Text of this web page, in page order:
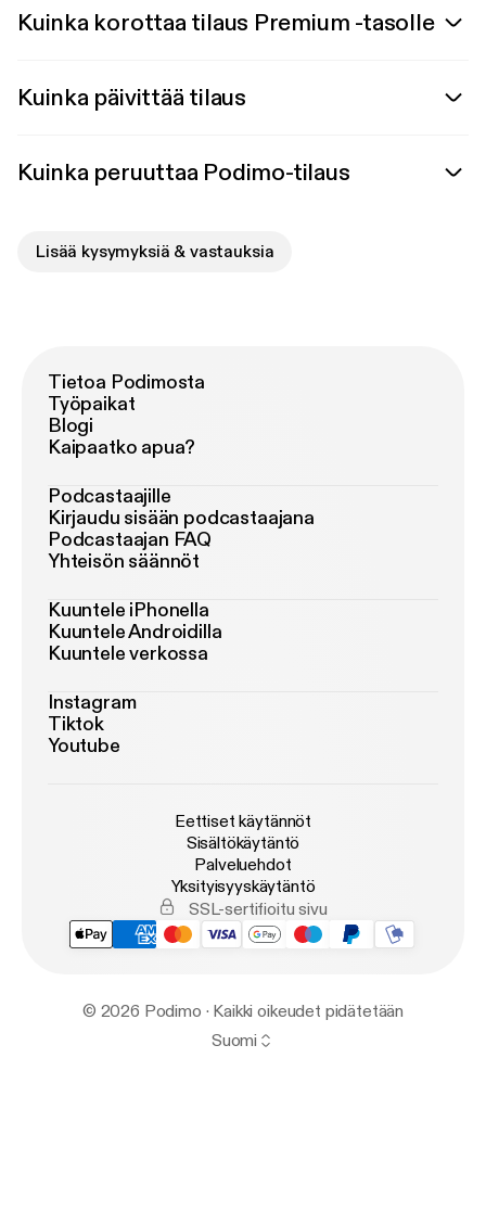
Kuinka korottaa tilaus Premium -tasolle
Kuinka päivittää tilaus
Kuinka peruuttaa Podimo-tilaus
Lisää kysymyksiä & vastauksia
Tietoa Podimosta
Työpaikat
Blogi
Kaipaatko apua?
Podcastaajille
Kirjaudu sisään podcastaajana
Podcastaajan FAQ
Yhteisön säännöt
Kuuntele iPhonella
Kuuntele Androidilla
Kuuntele verkossa
Instagram
Tiktok
Youtube
Eettiset käytännöt
Sisältökäytäntö
Palveluehdot
Yksityisyyskäytäntö
SSL-sertifioitu sivu
© 2026 Podimo · Kaikki oikeudet pidätetään
Suomi